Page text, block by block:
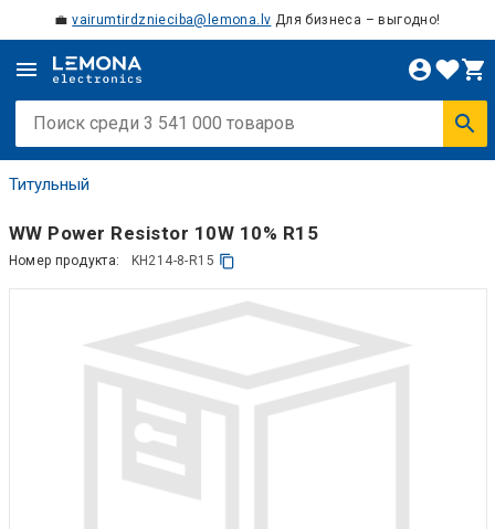
💼vairumtirdznieciba@lemona.lv Для бизнеса – выгодно!
Титульный
WW Power Resistor 10W 10% R15
Номер продукта: KH214-8-R15